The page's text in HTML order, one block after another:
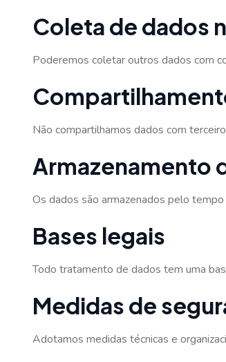
Coleta de dados
Poderemos coletar outros dados com
Não compartilhamos dados com
Armazenamento
Os dados são armazenados pelo
Bases legais
Todo tratamento de dados tem uma
Medidas de
Adotamos medidas técnicas e